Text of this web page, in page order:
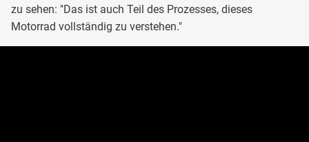
zu sehen: "Das ist auch Teil des Prozesses, dieses
Motorrad vollständig zu verstehen."